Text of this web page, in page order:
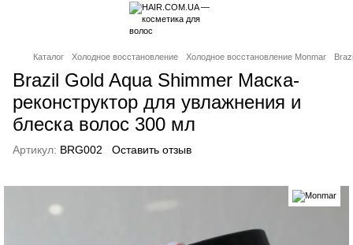
Каталог Холодное восстановление Холодное восстановление Monmar
Brazil Gold Aqua Shimmer Маска-
реконструктор для увлажнения и
блеска волос 300 мл
Артикул: BRG002 Оставить отзыв